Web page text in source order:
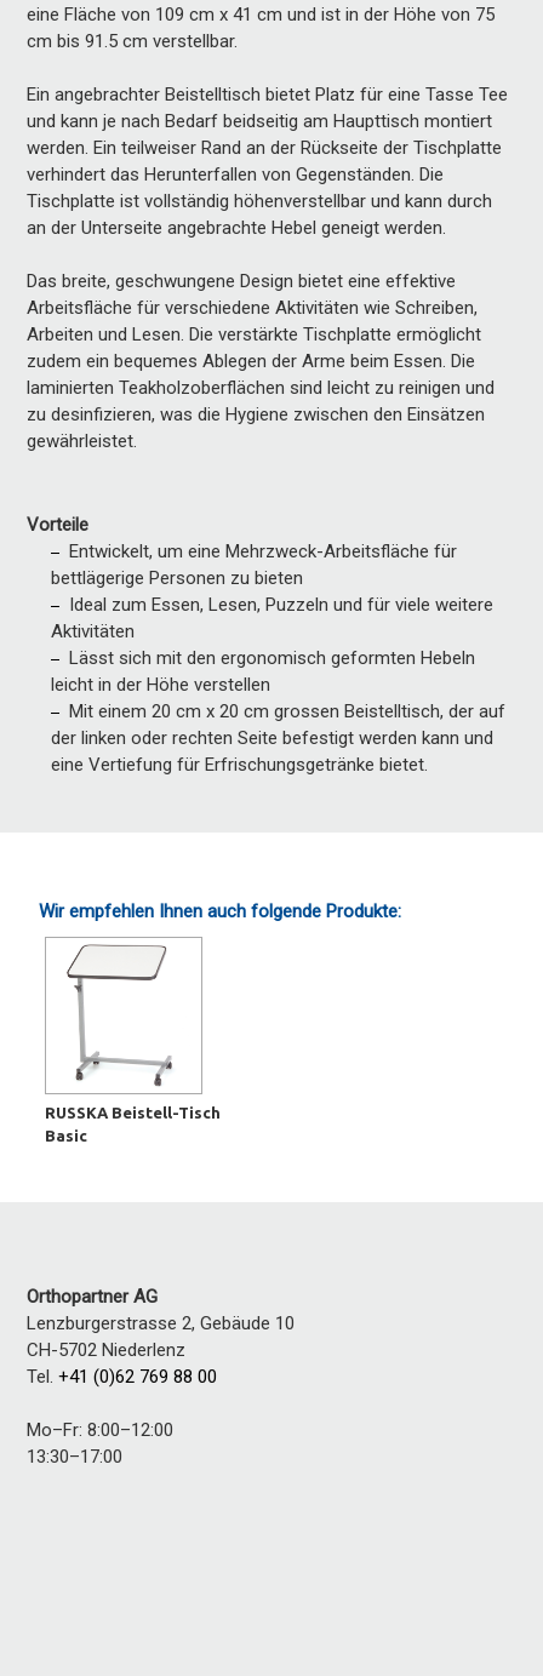
eine Fläche von 109 cm x 41 cm und ist in der Höhe von 75
cm bis 91.5 cm verstellbar.
Ein angebrachter Beistelltisch bietet Platz für eine Tasse Tee
und kann je nach Bedarf beidseitig am Haupttisch montiert
werden. Ein teilweiser Rand an der Rückseite der Tischplatte
verhindert das Herunterfallen von Gegenständen. Die
Tischplatte ist vollständig höhenverstellbar und kann durch
an der Unterseite angebrachte Hebel geneigt werden.
Das breite, geschwungene Design bietet eine effektive
Arbeitsfläche für verschiedene Aktivitäten wie Schreiben,
Arbeiten und Lesen. Die verstärkte Tischplatte ermöglicht
zudem ein bequemes Ablegen der Arme beim Essen. Die
laminierten Teakholzoberflächen sind leicht zu reinigen und
zu desinfizieren, was die Hygiene zwischen den Einsätzen
gewährleistet.
Vorteile
Entwickelt, um eine Mehrzweck-Arbeitsfläche für
bettlägerige Personen zu bieten
Ideal zum Essen, Lesen, Puzzeln und für viele weitere
Aktivitäten
Lässt sich mit den ergonomisch geformten Hebeln
leicht in der Höhe verstellen
Mit einem 20 cm x 20 cm grossen Beistelltisch, der auf
der linken oder rechten Seite befestigt werden kann und
eine Vertiefung für Erfrischungsgetränke bietet.
Wir empfehlen Ihnen auch folgende Produkte:
RUSSKA Beistell-Tisch
Basic
Orthopartner AG
Lenzburgerstrasse 2, Gebäude 10
CH-5702 Niederlenz
Tel.+41 (0)62 769 88 00
Mo–Fr: 8:00–12:00
13:30–17:00